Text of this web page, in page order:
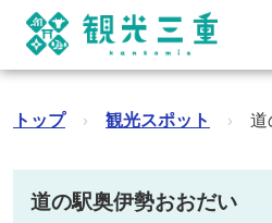
トップ › 観光スポット › 道
道の駅奥伊勢おおだい